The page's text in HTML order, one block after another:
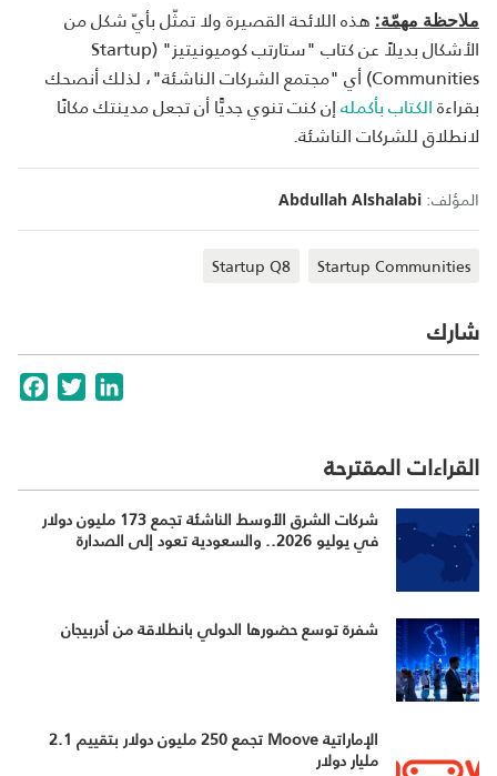
ملاحظة مهمّة: هذه اللائحة القصيرة ولا تمثّل بأيّ شكل من
الأشكال بديلاً عن كتاب "ستارتب كوميونيتيز" (Startup
Communities) أي "مجتمع الشركات الناشئة"، لذلك أنصحك
بقراءةالكتاب بأكملهإن كنت تنوي جديًّا أن تجعل مدينتك مكانًا
لانطلاق للشركات الناشئة.
المؤلف: Abdullah Alshalabi
Startup Communities
Startup Q8
شارك
TwitterLinkedIn
القراءات المقترحة
شركات الشرق الأوسط الناشئة تجمع 173 مليون دولار
في يوليو 2026.. والسعودية تعود إلى الصدارة
شفرة توسع حضورها الدولي بانطلاقة من أذربيجان
الإماراتية Moove تجمع 250 مليون دولار بتقييم 2.1
مليار دولار